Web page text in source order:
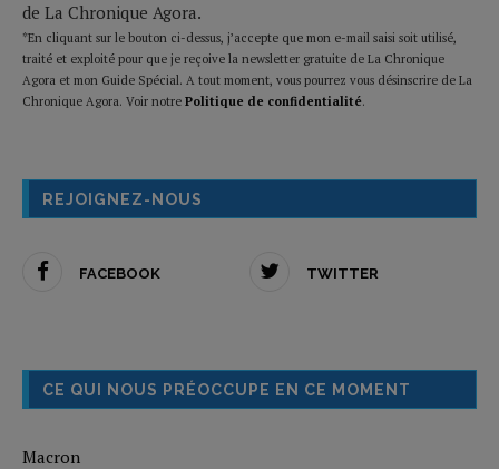
de La Chronique Agora.
*En cliquant sur le bouton ci-dessus, j’accepte que mon e-mail saisi soit utilisé,
traité et exploité pour que je reçoive la newsletter gratuite de La Chronique
Agora et mon Guide Spécial. A tout moment, vous pourrez vous désinscrire de La
Chronique Agora. Voir notre Politique de confidentialité.
REJOIGNEZ-NOUS
FACEBOOK TWITTER
CE QUI NOUS PRÉOCCUPE EN CE MOMENT
Macron